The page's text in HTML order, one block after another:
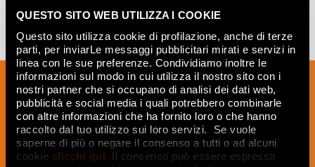
QUESTO SITO WEB UTILIZZA I COOKIE
Questo sito utilizza cookie di profilazione, anche di terze
parti, per inviarLe messaggi pubblicitari mirati e servizi in
linea con le sue preferenze. Condividiamo inoltre le
informazioni sul modo in cui utilizza il nostro sito con i
nostri partner che si occupano di analisi dei dati web,
pubblicità e social media i quali potrebbero combinarle
con altre informazioni che ha fornito loro o che hanno
raccolto dal tuo utilizzo sui loro servizi. Se vuole
saperne di più o negare il consenso a tutti o ad alcuni
cookie clicchi qui. Il consenso può essere espresso
Iscriviti alla nostra newsletter per essere
sempre aggiornato sulle novità e
ricevere idee, consigli e suggerimenti
del mondo della ceramica e dell’interior
design.